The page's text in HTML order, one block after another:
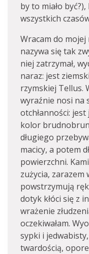
by to miało
wszystkich
Wracam do mojej
nazywa się tak
niej zatrzymał,
naraz: jest
rzymskiej Tellus.
wyraźnie nosi na
otchłanności:
kolor
długiego
macicy, a potem
powierzchni.
zużycia, zarazem
powstrzymują
dotyk kłóci się z
wrażenie
oczekiwałam.
sypki i
twardością,